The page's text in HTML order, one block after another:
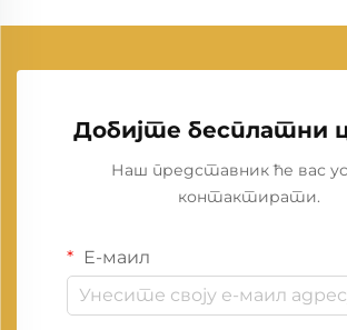
Добијте бесплатни
Наш представник ће вас
контактирати.
Е-маил